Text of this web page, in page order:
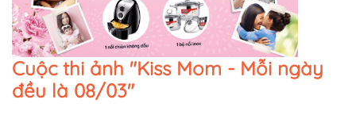
Cuộc thi ảnh "Kiss Mom - Mỗi ngày
đều là 08/03"